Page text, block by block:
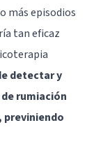
más episodios
tan eficaz
detectar y
rumiación
previniendo